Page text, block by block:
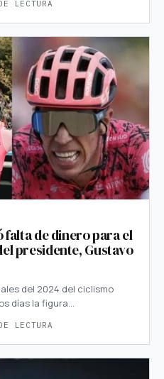
LECTURA
de dinero para el
presidente, Gustavo
del 2024 del ciclismo
días la figura…
LECTURA